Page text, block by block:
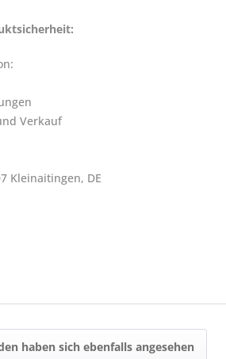
Verkauf
Kleinaitingen, DE
haben sich ebenfalls angesehen